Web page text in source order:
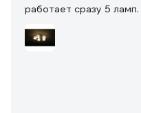
работает сразу 5 ламп.